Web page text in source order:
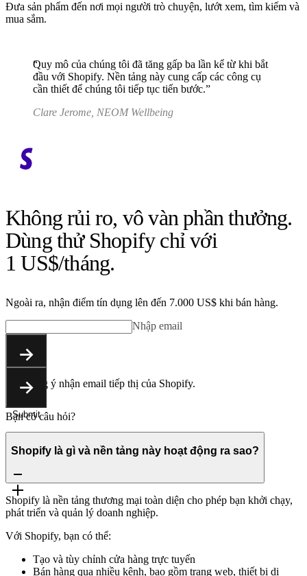
Đưa sản phẩm đến nơi mọi người trò chuyện, lướt xem, tìm kiếm và
mua sắm.
Quy mô của chúng tôi đã tăng gấp ba lần kể từ khi bắt
đầu với Shopify. Nền tảng này cung cấp các công cụ
cần thiết để chúng tôi tiếp tục tiến bước.
Clare Jerome, NEOM Wellbeing
Không rủi ro, vô vàn phần thưởng.
Dùng thử Shopify chỉ với
1 US$/tháng.
Ngoài ra, nhận điểm tín dụng lên đến 7.000 US$ khi bán hàng.
Nhập email
Submit
Submit
Bạn đồng ý nhận email tiếp thị của Shopify.
Bạn có câu hỏi?
Shopify là gì và nền tảng này hoạt động ra sao?
Shopify là nền tảng thương mại toàn diện cho phép bạn khởi chạy,
phát triển và quản lý doanh nghiệp.
Với Shopify, bạn có thể:
Tạo và tùy chỉnh cửa hàng trực tuyến
Bán hàng qua nhiều kênh, bao gồm trang web, thiết bị di